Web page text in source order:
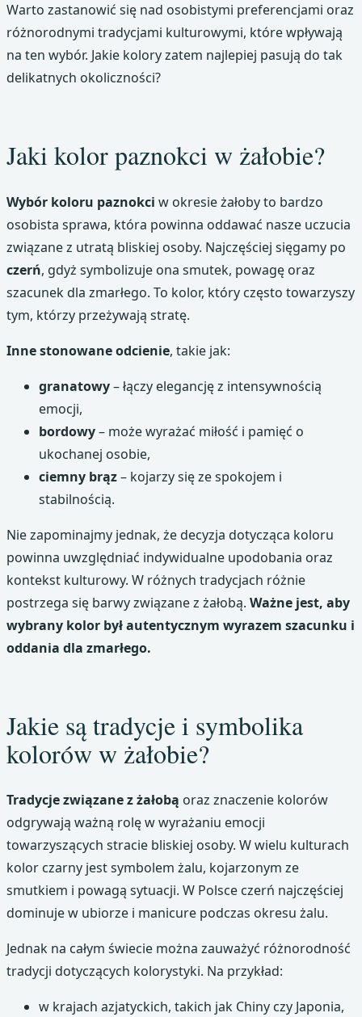
Warto zastanowić się nad osobistymi preferencjami oraz
różnorodnymi tradycjami kulturowymi, które wpływają
na ten wybór. Jakie kolory zatem najlepiej pasują do tak
delikatnych okoliczności?
Jaki kolor paznokci w żałobie?
Wybór koloru paznokci w okresie żałoby to bardzo
osobista sprawa, która powinna oddawać nasze uczucia
związane z utratą bliskiej osoby. Najczęściej sięgamy po
czerń, gdyż symbolizuje ona smutek, powagę oraz
szacunek dla zmarłego. To kolor, który często towarzyszy
tym, którzy przeżywają stratę.
Inne stonowane odcienie, takie jak:
granatowy– łączy elegancję z intensywnością
emocji,
bordowy– może wyrażać miłość i pamięć o
ukochanej osobie,
ciemny brąz– kojarzy się ze spokojem i
stabilnością.
Nie zapominajmy jednak, że decyzja dotycząca koloru
powinna uwzględniać indywidualne upodobania oraz
kontekst kulturowy. W różnych tradycjach różnie
postrzega się barwy związane z żałobą. Ważne jest, aby
wybrany kolor był autentycznym wyrazem szacunku i
oddania dla zmarłego.
Jakie są tradycje i symbolika
kolorów w żałobie?
Tradycje związane z żałobą oraz znaczenie kolorów
odgrywają ważną rolę w wyrażaniu emocji
towarzyszących stracie bliskiej osoby. W wielu kulturach
kolor czarny jest symbolem żalu, kojarzonym ze
smutkiem i powagą sytuacji. W Polsce czerń najczęściej
dominuje w ubiorze i manicure podczas okresu żalu.
Jednak na całym świecie można zauważyć różnorodność
tradycji dotyczących kolorystyki. Na przykład:
w krajach azjatyckich, takich jak Chiny czy Japonia,